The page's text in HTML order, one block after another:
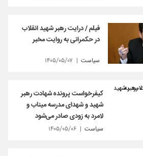
فیلم / درایت رهبر شهید انقلاب
در حکمرانی به روایت مخبر
سیاست ۱۴۰۵/۰۵/۰۷
کیفرخواست پرونده شهادت رهبر
شهید و شهدای مدرسه میناب و
لامرد به زودی صادر می‌شود
سیاست ۱۴۰۵/۰۵/۰۶